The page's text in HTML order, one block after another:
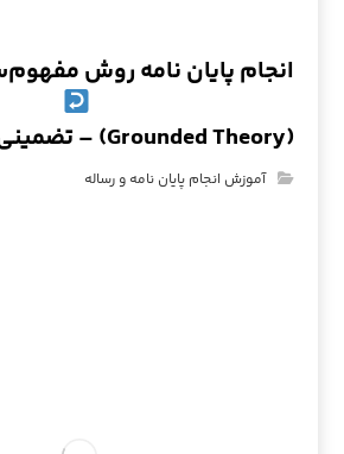
انجام پایان نامه روش
(Grounded Theory) – تضمینی
آموزش انجام پایان نامه و رساله